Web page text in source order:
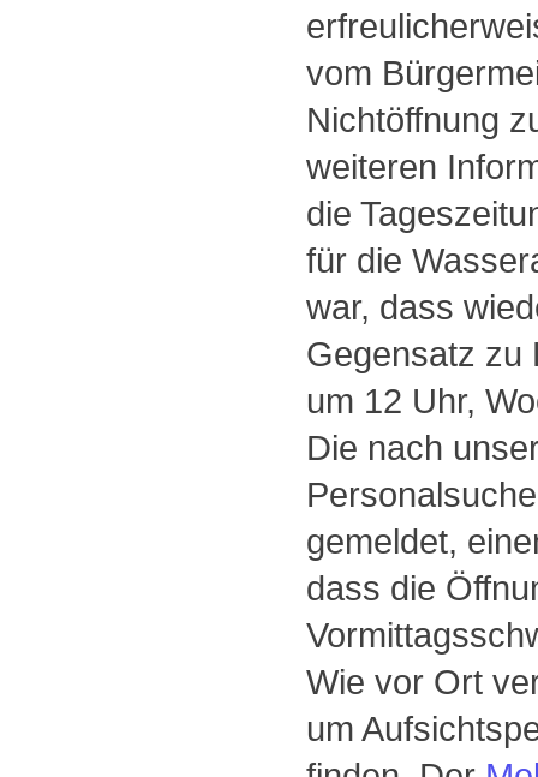
vom
Nichtöffnung
weiteren
die
für die
war, dass
Gegensatz zu
um 12 Uhr,
Die nach
gemeldet,
dass die
Wie vor Ort
um